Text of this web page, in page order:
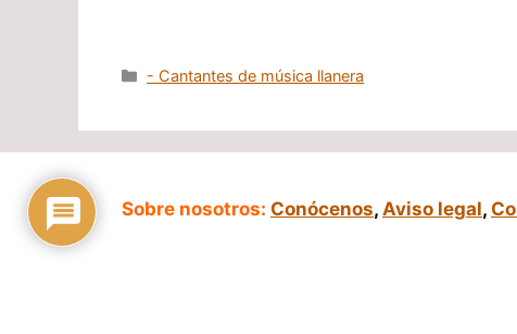
Categorías
- Cantantes de música llanera
Sobre nosotros: Conócenos, Aviso legal,